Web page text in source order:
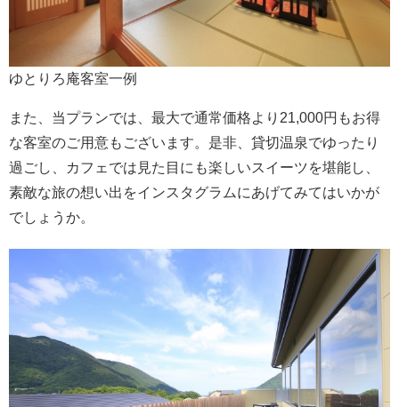
ゆとりろ庵客室一例
また、当プランでは、最大で通常価格より21,000円もお得
な客室のご用意もございます。是非、貸切温泉でゆったり
過ごし、カフェでは見た目にも楽しいスイーツを堪能し、
素敵な旅の想い出をインスタグラムにあげてみてはいかが
でしょうか。